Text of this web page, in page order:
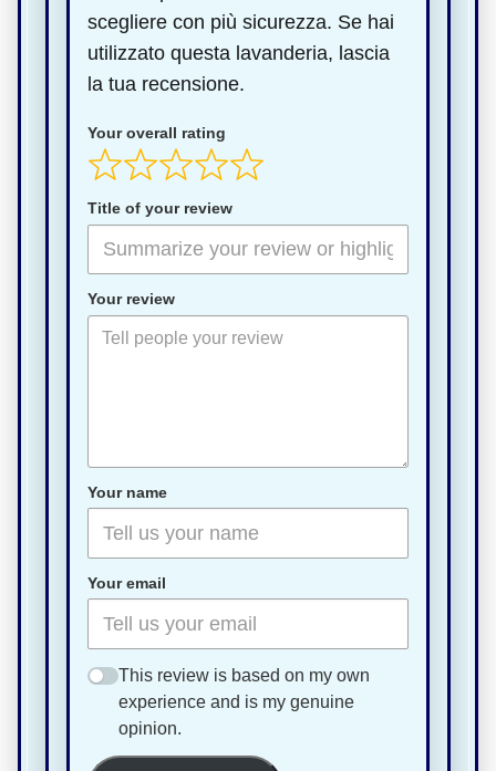
scegliere con più sicurezza. Se hai
utilizzato questa lavanderia, lascia
la tua recensione.
Your overall rating
Title of your review
Your review
Your name
Your email
This review is based on my own
experience and is my genuine
opinion.